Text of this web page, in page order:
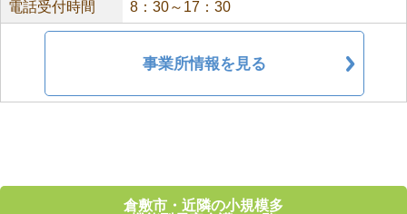
電話受付時間 8：30～17：30
事業所情報を見る
倉敷市・近隣の小規模多